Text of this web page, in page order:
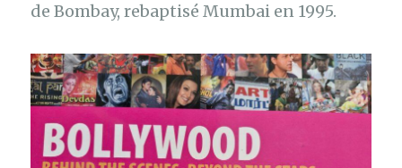
de Bombay, rebaptisé Mumbai en 1995.